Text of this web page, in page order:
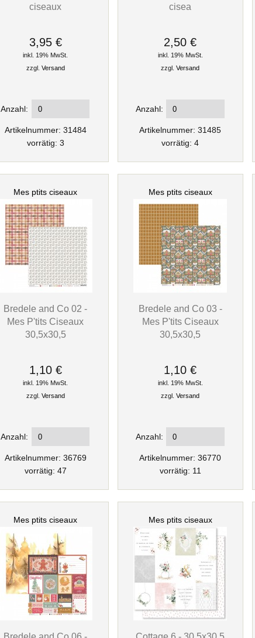
ciseaux
3,95 €
inkl. 19% MwSt.
zzgl. Versand
Anzahl:
Artikelnummer: 31484
vorrätig: 3
cisea
2,50 €
inkl. 19% MwSt.
zzgl.Versand
Anzahl:
Artikelnummer: 31485
vorrätig: 4
Mes ptits ciseaux
Bredele and Co 02 -
Mes P'tits Ciseaux
30,5x30,5
1,10 €
inkl. 19% MwSt.
zzgl. Versand
Anzahl:
Artikelnummer: 36769
vorrätig: 47
Mes ptits ciseaux
Bredele and Co 03 -
Mes P'tits Ciseaux
30,5x30,5
1,10 €
inkl. 19% MwSt.
zzgl.Versand
Anzahl:
Artikelnummer: 36770
vorrätig: 11
Mes ptits ciseaux Mes ptits ciseaux